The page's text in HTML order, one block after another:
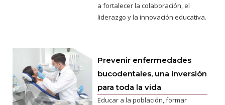
a fortalecer la colaboración, el
liderazgo y la innovación educativa.
Prevenir enfermedades
bucodentales, una inversión
para toda la vida
Educar a la población, formar